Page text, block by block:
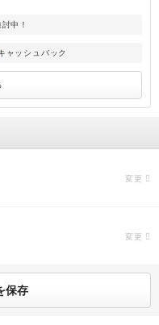
中！
ャッシュバック
変更
変更
保存